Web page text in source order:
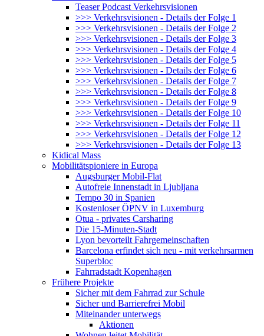
Teaser Podcast Verkehrsvisionen
>>> Verkehrsvisionen - Details der Folge 1
>>> Verkehrsvisionen - Details der Folge 2
>>> Verkehrsvisionen - Details der Folge 3
>>> Verkehrsvisionen - Details der Folge 4
>>> Verkehrsvisionen - Details der Folge 5
>>> Verkehrsvisionen - Details der Folge 6
>>> Verkehrsvisionen - Details der Folge 7
>>> Verkehrsvisionen - Details der Folge 8
>>> Verkehrsvisionen - Details der Folge 9
>>> Verkehrsvisionen - Details der Folge 10
>>> Verkehrsvisionen - Details der Folge 11
>>> Verkehrsvisionen - Details der Folge 12
>>> Verkehrsvisionen - Details der Folge 13
Kidical Mass
Mobilitätspioniere in Europa
Augsburger Mobil-Flat
Autofreie Innenstadt in Ljubljana
Tempo 30 in Spanien
Kostenloser ÖPNV in Luxemburg
Otua - privates Carsharing
Die 15-Minuten-Stadt
Lyon bevorteilt Fahrgemeinschaften
Barcelona erfindet sich neu - mit verkehrsarmen
Superbloc
Fahrradstadt Kopenhagen
Frühere Projekte
Sicher mit dem Fahrrad zur Schule
Sicher und Barrierefrei Mobil
Miteinander unterwegs
Aktionen